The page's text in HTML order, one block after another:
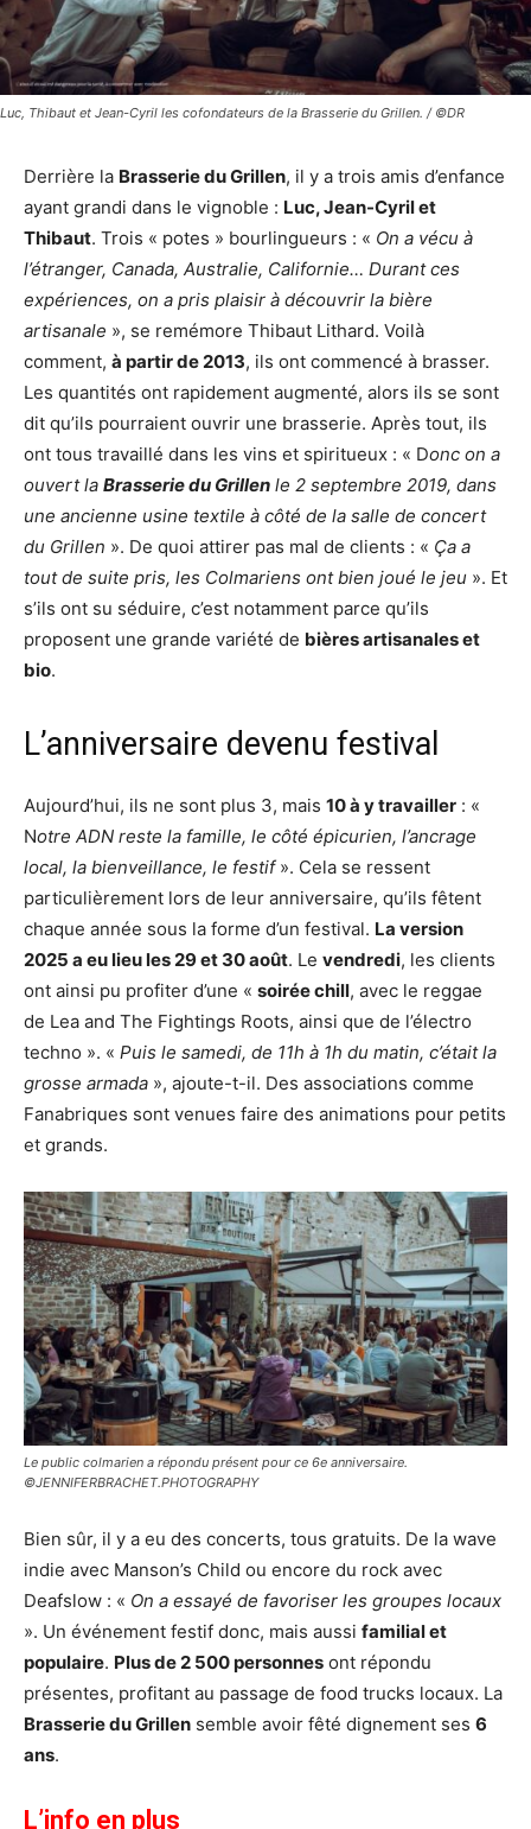
Luc, Thibaut et Jean-Cyril les cofondateurs de la Brasserie du Grillen. / ©DR
Derrière la Brasserie du Grillen, il y a trois amis d’enfance
ayant grandi dans le vignoble : Luc, Jean-Cyril et
Thibaut. Trois « potes » bourlingueurs : « On a vécu à
l’étranger, Canada, Australie, Californie… Durant ces
expériences, on a pris plaisir à découvrir la bière
artisanale », se remémore Thibaut Lithard. Voilà
comment, à partir de 2013, ils ont commencé à brasser.
Les quantités ont rapidement augmenté, alors ils se sont
dit qu’ils pourraient ouvrir une brasserie. Après tout, ils
ont tous travaillé dans les vins et spiritueux : « Donc on a
ouvert la Brasserie du Grillen le 2 septembre 2019, dans
une ancienne usine textile à côté de la salle de concert
du Grillen ». De quoi attirer pas mal de clients : « Ça a
tout de suite pris, les Colmariens ont bien joué le jeu ». Et
s’ils ont su séduire, c’est notamment parce qu’ils
proposent une grande variété de bières artisanales et
bio.
L’anniversaire devenu festival
Aujourd’hui, ils ne sont plus 3, mais 10 à y travailler : «
Notre ADN reste la famille, le côté épicurien, l’ancrage
local, la bienveillance, le festif». Cela se ressent
particulièrement lors de leur anniversaire, qu’ils fêtent
chaque année sous la forme d’un festival. La version
2025 a eu lieu les 29 et 30 août. Le vendredi, les clients
ont ainsi pu profiter d’une « soirée chill, avec le reggae
de Lea and The Fightings Roots, ainsi que de l’électro
techno ». « Puis le samedi, de 11h à 1h du matin, c’était la
grosse armada », ajoute-t-il. Des associations comme
Fanabriques sont venues faire des animations pour petits
et grands.
Le public colmarien a répondu présent pour ce 6e anniversaire.
©JENNIFERBRACHET.PHOTOGRAPHY
Bien sûr, il y a eu des concerts, tous gratuits. De la wave
indie avec Manson’s Child ou encore du rock avec
Deafslow : « On a essayé de favoriser les groupes locaux
». Un événement festif donc, mais aussi familial et
populaire. Plus de 2 500 personnes ont répondu
présentes, profitant au passage de food trucks locaux. La
Brasserie du Grillen semble avoir fêté dignement ses 6
ans.
L’info en plus